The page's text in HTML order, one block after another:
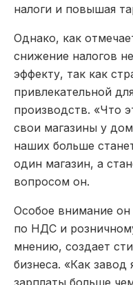
налоги и повышая
Однако, как
снижение налогов
эффекту, так как
привлекательной
производств. «Что
свои магазины у
наших больше
один магазин, а
вопросом он.
Особое внимание он
по НДС и
мнению, создает
бизнеса. «Как завод
зарплаты больше